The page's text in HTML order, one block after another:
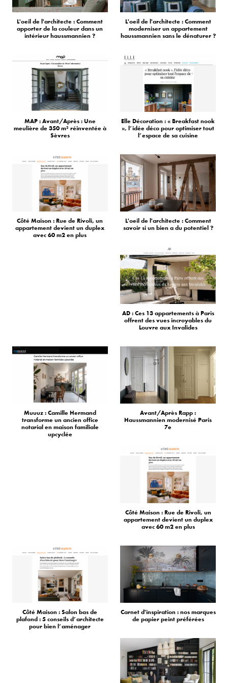
L'oeil de l'architecte : Comment
apporter de la couleur dans un
intérieur haussmannien ?
L'oeil de l'architecte : Comment
moderniser un appartement
haussmannien sans le dénaturer ?
MAP : Avant/Après : Une
meulière de 350 m² réinventée à
Sèvres
Elle Décoration : « Breakfast nook
», l’idée déco pour optimiser tout
l’espace de sa cuisine
Côté Maison : Rue de Rivoli, un
appartement devient un duplex
avec 60 m2 en plus
L'oeil de l'architecte : Comment
savoir si un bien a du potentiel ?
AD : Ces 13 appartements à Paris
offrent des vues incroyables du
Louvre aux Invalides
Muuuz : Camille Hermand
transforme un ancien office
notarial en maison familiale
upcyclée
Avant/Après Rapp :
Haussmannien modernisé Paris
7e
Côté Maison : Rue de Rivoli, un
appartement devient un duplex
avec 60 m2 en plus
Côté Maison : Salon bas de
plafond : 5 conseils d’architecte
pour bien l’aménager
Carnet d'inspiration : nos marques
de papier peint préférées